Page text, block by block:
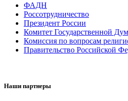
ФАДН
Россотрудничество
Президент России
Комитет Государственной
Комиссия по вопросам
Правительство Российской
Наши партнеры